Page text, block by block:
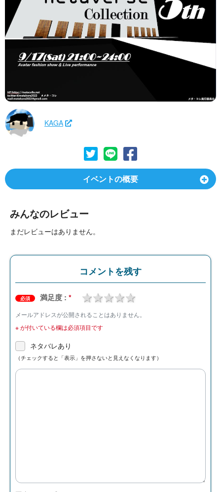
KAGA
イベントの概要
みんなのレビュー
まだレビューはありません。
コメントを残す
必須 満足度 : * 4 stars
3 stars
2 stars
1 star
メールアドレスが公開されることはありません。
※が付いている欄は必須項目です
ネタバレあり
（チェックすると「表示」を押さないと見えなくなります）